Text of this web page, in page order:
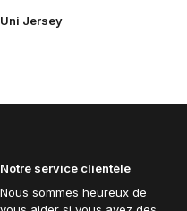
Uni Jersey
Notre service clientèle
Nous sommes heureux de